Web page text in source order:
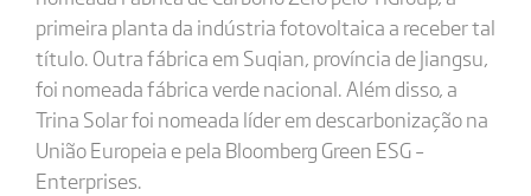
primeira planta da indústria fotovoltaica a receber tal
título. Outra fábrica em Suqian, província de Jiangsu,
foi nomeada fábrica verde nacional. Além disso, a
Trina Solar foi nomeada líder em descarbonização na
União Europeia e pela Bloomberg Green ESG –
Enterprises.